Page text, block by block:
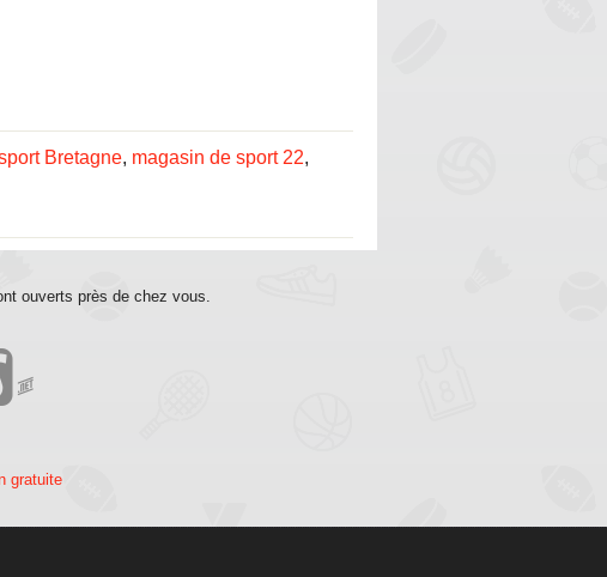
Bretagne, magasin de sport 22,
ouverts près de chez vous.
gratuite